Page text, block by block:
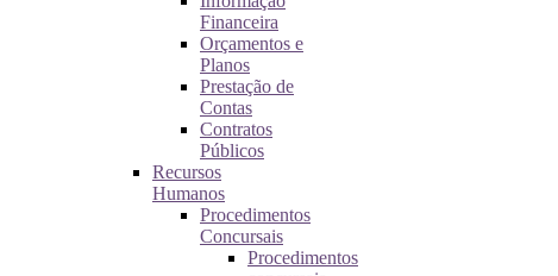
Financeira
Orçamentos e
Planos
Prestação de
Contas
Contratos
Públicos
Recursos
Humanos
Procedimentos
Concursais
Procedimentos